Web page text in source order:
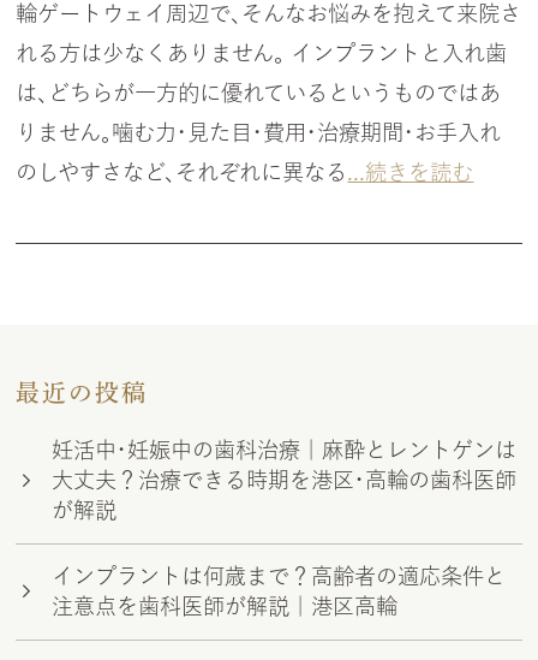
輪ゲートウェイ周辺で、そんなお悩みを抱えて来院さ
れる方は少なくありません。 インプラントと入れ歯
は、どちらが一方的に優れているというものではあ
りません。噛む力・見た目・費用・治療期間・お手入れ
のしやすさなど、それぞれに異なる
...続きを読む
最近の投稿
妊活中・妊娠中の歯科治療｜麻酔とレントゲンは
大丈夫？治療できる時期を港区・高輪の歯科医師
が解説
インプラントは何歳まで？高齢者の適応条件と
注意点を歯科医師が解説｜港区高輪